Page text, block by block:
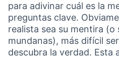
para adivinar cuál es la
preguntas clave.
realista sea su mentira (o
mundanas), más difícil
descubra la verdad. Esta